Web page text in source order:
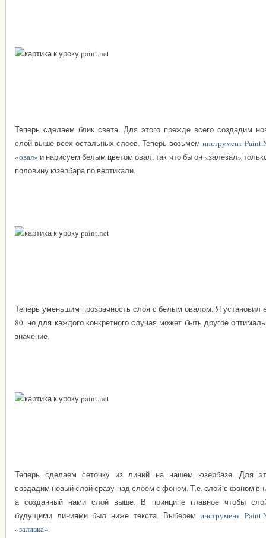
Теперь сделаем блик света. Для этого прежде всего создадим
слой выше всех остальных слоев. Теперь возьмем инструмент
«овал» и нарисуем белым цветом овал, так что бы он «залезал»
половину юзербара по вертикали.
Теперь уменьшим прозрачность слоя с белым овалом. Я установил
80, но для каждого конкретного случая может быть другое
значение.
Теперь сделаем сеточку из линий на нашем юзербазе. Для
создадим новый слой сразу над слоем с фоном. Т.е. слой с фоном
а созданный нами слой выше. В принципе главное чтобы
будущими линиями был ниже текста. Выбереминструмент
«заливка».